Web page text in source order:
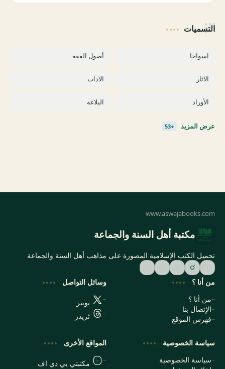
التسميات
مكتبة أهل السنة والجماعة
تحميل الكتب الإسلامية المصورة على مذاهب أهل السنة والجماعة
من أنا ؟
من أنا ؟
الإتصال بنا
فهرس الموقع
وسائل التواصل
تويتر
ثريدز
سياسة الخصوصية
سياسة الخصوصية
المواقع الأخرى
مكتبتي بي دي اف